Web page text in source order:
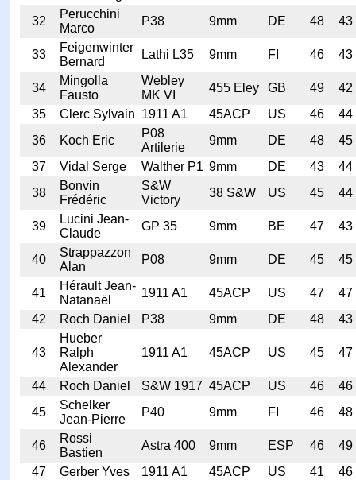
32
Perucchini
Marco
P38 9mm DE 48 43
33
Feigenwinter
Bernard
Lathi L35 9mm FI 46 43
34
Mingolla
Fausto
Webley
MK VI
455 Eley GB 49
42
35
Clerc Sylvain 1911 A1 45ACP US 46
44
36
Koch Eric
P08
Artilerie
9mm DE 48
45
37
Vidal Serge Walther P1 9mm DE 43
44
38
Bonvin
Frédéric
S&W
Victory
38 S&W US 45 44
39
Lucini Jean-
Claude
GP 35 9mm BE 47 43
40
Strappazzon
Alan
P08 9mm DE 45 45
41
Hérault Jean-
Natanaël
1911 A1 45ACP US 47
47
42
Roch Daniel P38 9mm DE 48 43
43
Hueber
Ralph
Alexander
1911 A1 45ACP US 45 47
44 Roch Daniel S&W 1917 45ACP US 46
46
45
Schelker
Jean-Pierre
P40 9mm FI 46 48
46
Rossi
Bastien
Astra 400 9mm ESP 46
49
47
Gerber Yves 1911 A1 45ACP US 41
46